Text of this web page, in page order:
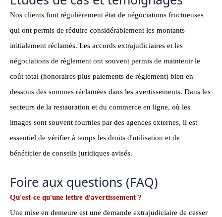
Nos clients font régulièrement état de négociations fructueuses
qui ont permis de réduire considérablement les montants
initialement réclamés. Les accords extrajudiciaires et les
négociations de règlement ont souvent permis de maintenir le
coût total (honoraires plus paiements de règlement) bien en
dessous des sommes réclamées dans les avertissements. Dans les
secteurs de la restauration et du commerce en ligne, où les
images sont souvent fournies par des agences externes, il est
essentiel de vérifier à temps les droits d'utilisation et de
bénéficier de conseils juridiques avisés.
Foire aux questions (FAQ)
Qu'est-ce qu'une lettre d'avertissement ?
Une mise en demeure est une demande extrajudiciaire de cesser